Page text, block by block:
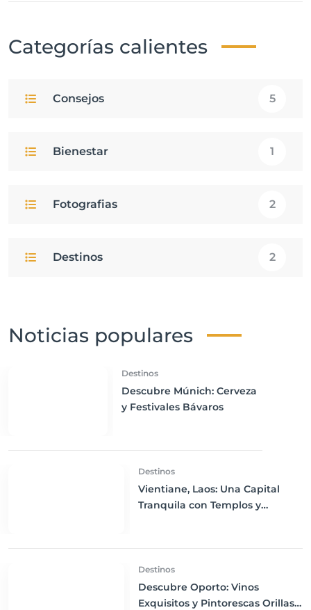
Categorías calientes
Consejos 5
Bienestar 1
Fotografias 2
Destinos 2
Noticias populares
Destinos
Descubre Múnich: Cerveza
y Festivales Bávaros
Destinos
Vientiane, Laos: Una Capital
Tranquila con Templos y
Destinos
Descubre Oporto: Vinos
Exquisitos y Pintorescas Orillas